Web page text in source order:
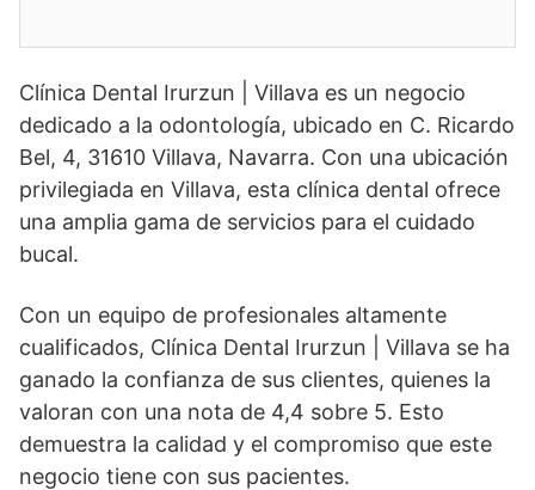
Clínica Dental Irurzun | Villava es un negocio
dedicado a la odontología, ubicado en C. Ricardo
Bel, 4, 31610 Villava, Navarra. Con una ubicación
privilegiada en Villava, esta clínica dental ofrece
una amplia gama de servicios para el cuidado
bucal.
Con un equipo de profesionales altamente
cualificados, Clínica Dental Irurzun | Villava se ha
ganado la confianza de sus clientes, quienes la
valoran con una nota de 4,4 sobre 5. Esto
demuestra la calidad y el compromiso que este
negocio tiene con sus pacientes.